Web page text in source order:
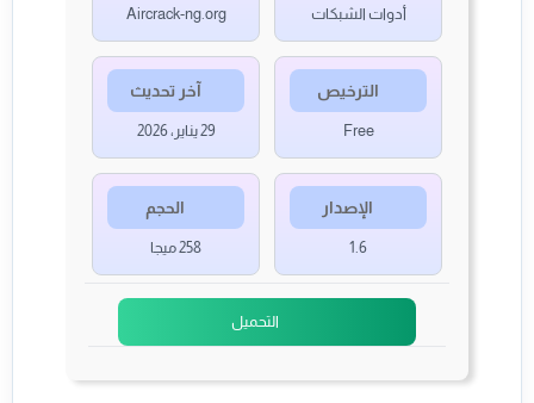
أدوات الشبكات Aircrack-ng.org
الترخيص
Free
آخر تحديث
29 يناير، 2026
الإصدار
1.6
الحجم
258 ميجا
التحميل